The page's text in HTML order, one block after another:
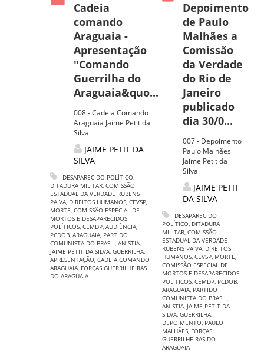
Cadeia
comando
Araguaia -
Apresentação
"Comando
Guerrilha do
Araguaia&quo...
008 - Cadeia Comando
Araguaia Jaime Petit da
Silva
JAIME PETIT DA
SILVA
DESAPARECIDO POLÍTICO,
DITADURA MILITAR, COMISSÃO
ESTADUAL DA VERDADE RUBENS
PAIVA, DIREITOS HUMANOS, CEVSP,
MORTE, COMISSÃO ESPECIAL DE
MORTOS E DESAPARECIDOS
POLÍTICOS, CEMDP, AUDIÊNCIA,
PCDOB, ARAGUAIA, PARTIDO
COMUNISTA DO BRASIL, ANISTIA,
JAIME PETIT DA SILVA, GUERRILHA,
APRESENTAÇÃO, CADEIA COMANDO
ARAGUAIA, FORÇAS GUERRILHEIRAS
DO ARAGUAIA
Depoimento
de Paulo
Malhães a
Comissão
da Verdade
do Rio de
Janeiro
publicado
dia 30/0...
007 - Depoimento
Paulo Malhães
Jaime Petit da
Silva
JAIME PETIT
DA SILVA
DESAPARECIDO
POLÍTICO, DITADURA
MILITAR, COMISSÃO
ESTADUAL DA VERDADE
RUBENS PAIVA, DIREITOS
HUMANOS, CEVSP, MORTE,
COMISSÃO ESPECIAL DE
MORTOS E DESAPARECIDOS
POLÍTICOS, CEMDP, PCDOB,
ARAGUAIA, PARTIDO
COMUNISTA DO BRASIL,
ANISTIA, JAIME PETIT DA
SILVA, GUERRILHA,
DEPOIMENTO, PAULO
MALHÃES, FORÇAS
GUERRILHEIRAS DO
ARAGUAIA